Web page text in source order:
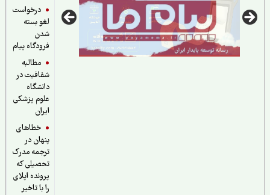
درخواست
لغو بسته
فرودگاه پیام
مطالبه
شفافیت در
دانشگاه
علوم پزشکی
خطاهای
پنهان در
ترجمه مدرک
تحصیلی که
پرونده اپلای
را با تاخیر